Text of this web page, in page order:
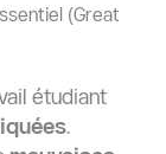
(Great
étudiant
.